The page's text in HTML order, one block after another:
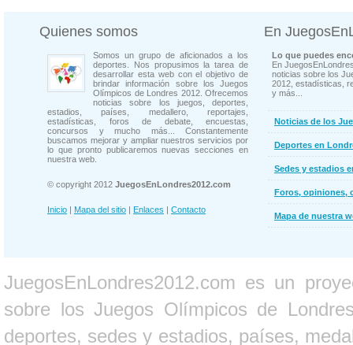
Quienes somos
Somos un grupo de aficionados a los
deportes. Nos propusimos la tarea de
desarrollar esta web con el objetivo de
brindar información sobre los Juegos
Olímpicos de Londres 2012. Ofrecemos
noticias sobre los juegos, deportes,
estadios, países, medallero, reportajes,
estadísticas, foros de debate, encuestas,
concursos y mucho más... Constantemente
buscamos mejorar y ampliar nuestros servicios por
lo que pronto publicaremos nuevas secciones en
nuestra web.
© copyright 2012 JuegosEnLondres2012.com
Inicio | Mapa del sitio | Enlaces | Contacto
En
Lo que puedes
En
noticias sobre los
2012, estadísticas,
y más...
Noticias de los
Deportes en
Sedes y estadios
Foros, opiniones,
Mapa de nuestra
JuegosEnLondres2012.com es un
sobre los Juegos Olímpicos de
deportes, sedes y estadios, países,